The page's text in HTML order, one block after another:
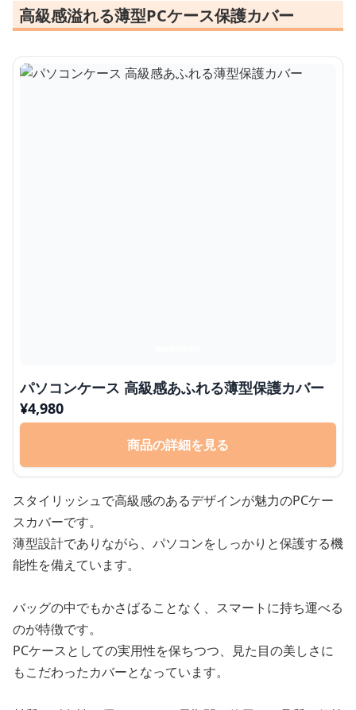
高級感溢れる薄型PCケース保護カバー
パソコンケース 高級感あふれる薄型保護カバー
¥4,980
商品の詳細を見る
スタイリッシュで高級感のあるデザインが魅力のPCケー
スカバーです。
薄型設計でありながら、パソコンをしっかりと保護する機
能性を備えています。
バッグの中でもかさばることなく、スマートに持ち運べる
のが特徴です。
PCケースとしての実用性を保ちつつ、見た目の美しさに
もこだわったカバーとなっています。